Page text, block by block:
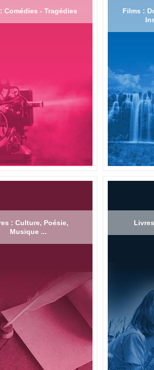
Comédies - Tragédies
Films :
: Culture, Poésie,
Musique ...